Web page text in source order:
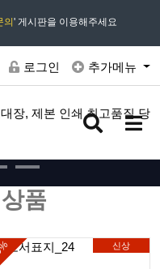
의 ' 게시판을 이용해주세요
~ 18:00 상담 18:30
로그인 추가메뉴
검
버
메
버
상품
신상